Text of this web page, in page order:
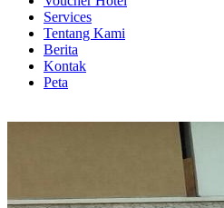
Services
Tentang Kami
Berita
Kontak
Peta